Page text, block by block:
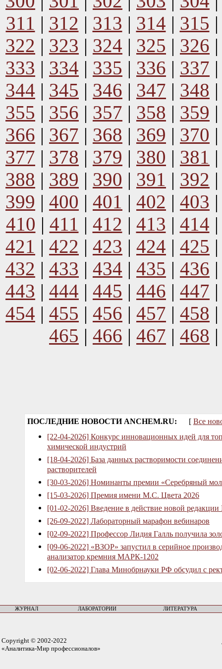
311 | 312 | 313 | 314 | 315
322 | 323 | 324 | 325 | 326
333 | 334 | 335 | 336 | 337
344 | 345 | 346 | 347 | 348
355 | 356 | 357 | 358 | 359
366 | 367 | 368 | 369 | 370
377 | 378 | 379 | 380 | 381
388 | 389 | 390 | 391 | 392
399 | 400 | 401 | 402 | 403
410 | 411 | 412 | 413 | 414
421 | 422 | 423 | 424 | 425
432 | 433 | 434 | 435 | 436
443 | 444 | 445 | 446 | 447
454 | 455 | 456 | 457 | 458
465 | 466 | 467 | 468
ПОСЛЕДНИЕ НОВОСТИ ANCHEM.RU: [ Все
[22-04-2026] Конкурс инновационных идей для
химической индустрий
[18-04-2026] База данных растворимости
растворителей
[30-03-2026] Номинанты премии «Серебряный
[15-03-2026] Премия имени М.С. Цвета 2026
[01-02-2026] Введение в действие новой
[26-09-2022] Лабораторный марафон вебинаров
[02-09-2022] Профессор Лидия Галль получила
[09-06-2022] «ВЗОР» запустил в серийное
анализатор кремния МАРК-1202
[02-06-2022] Глава Минобрнауки РФ обсудил с
ЖУРНАЛ ЛАБОРАТОРИИ ЛИТЕРАТУРА
Copyright © 2002-2022
«Аналитика-Мир профессионалов»